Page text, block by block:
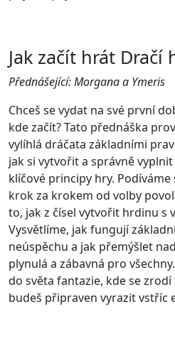
Jak začít hrát Dračí
Přednášející: Morgana a Ymeris
Chceš se vydat na své první
kde začít? Tato přednáška
vylíhlá dráčata základními
jak si vytvořit a správně
klíčové principy hry.
krok za krokem od volby
to, jak z čísel vytvořit hrdinu s
Vysvětlíme, jak fungují
neúspěchu a jak přemýšlet
plynulá a zábavná pro
do světa fantazie, kde se
budeš připraven vyrazit vstříc